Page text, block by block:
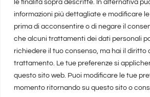
le finalità sopra descritte. In alternativa
informazioni più dettagliate e modificare
prima di acconsentire o di negare il
che alcuni trattamenti dei dati personali
richiedere il tuo consenso, ma hai il diritto
trattamento. Le tue preferenze si
questo sito web. Puoi modificare le tue
momento ritornando su questo sito o